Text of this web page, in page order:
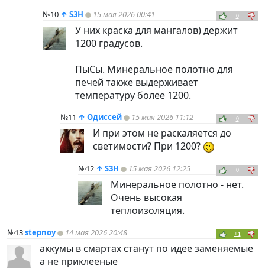
№10 ↑ S3H 15 мая 2026 00:41 0
У них краска для мангалов) держит
1200 градусов.
ПыСы. Минеральное полотно для
печей также выдерживает
температуру более 1200.
№11 ↑ Одиссей 15 мая 2026 11:12 0
И при этом не раскаляется до
светимости? При 1200?
№12 ↑ S3H 15 мая 2026 12:25 0
Минеральное полотно - нет.
Очень высокая
теплоизоляция.
№13stepnoy 14 мая 2026 20:48 +1
аккумы в смартах станут по идее заменяемые
а не приклееные